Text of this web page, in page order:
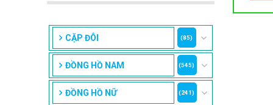
CẶP ĐÔI (85)
ĐỒNG HỒ NAM (545)
ĐỒNG HỒ NỮ (241)